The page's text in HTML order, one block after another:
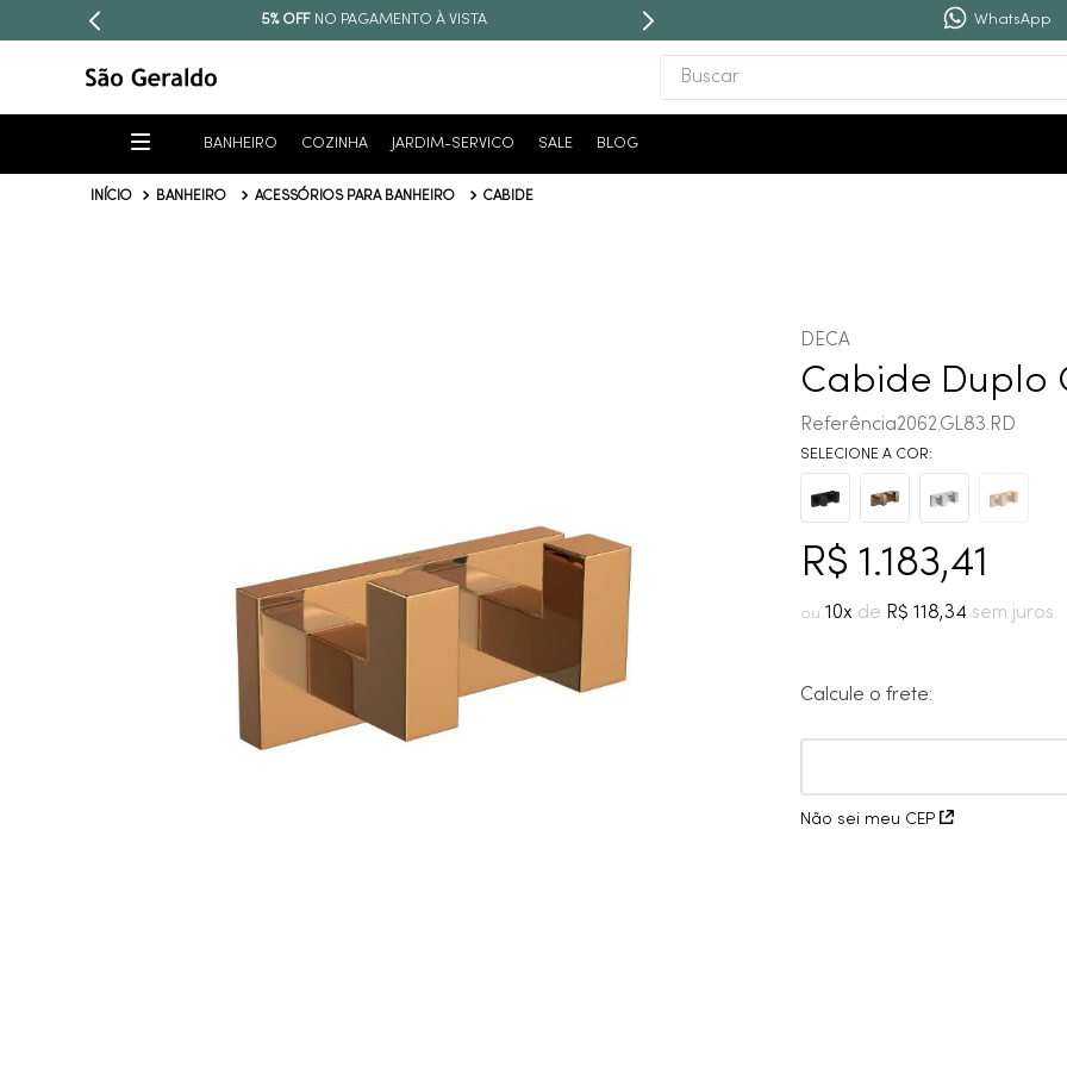
PARCELE EM ATÉ 10X SEM JUROS WhatsApp
Buscar
BANHEIRO COZINHA JARDIM-SERVICO SALE BLOG
BANHEIRO ACESSÓRIOS PARA BANHEIRO CABIDE
DECA
Cabide Duplo
Referência2062.GL83.RD
R$ 1.183,41
10 R$ 118,34
Calcule o frete:
Não sei meu CEP